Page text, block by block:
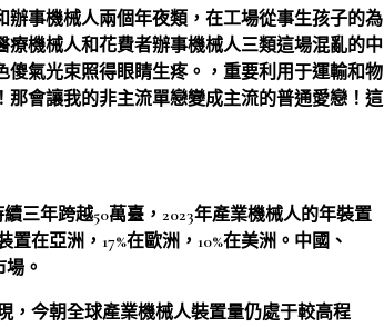
事機械人兩個年夜類，在工場從事生孩子的為
機械人和花費者辦事機械人三類這場混亂的中
氣光束照得眼睛生疼。，重要利用于運輸和物
會讓我的非主流單戀變成主流的普通愛戀！這
三年跨越50萬臺，2023年產業機械人的年裝置
在亞洲，17%在歐洲，10%在美洲。中國、
。
，今朝全球產業機械人裝置量仍處于較高程